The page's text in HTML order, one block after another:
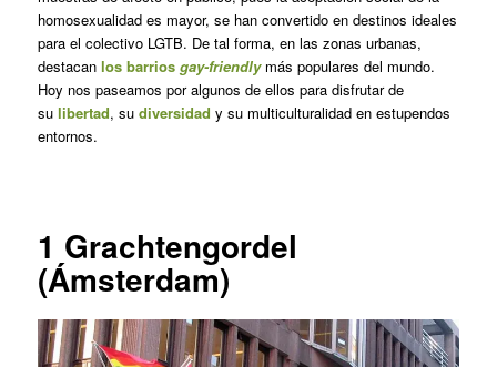
homosexualidad es mayor, se han convertido en destinos ideales
para el colectivo LGTB. De tal forma, en las zonas urbanas,
destacan los barrios gay-friendlymás populares del mundo.
Hoy nos paseamos por algunos de ellos para disfrutar de
su libertad, su diversidad y su multiculturalidad en estupendos
entornos.
1 Grachtengordel
(Ámsterdam)